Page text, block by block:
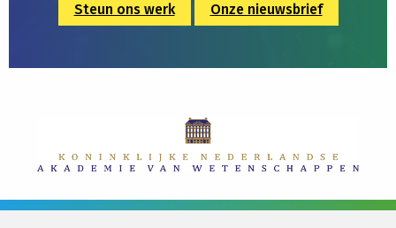
Steun ons werk Onze nieuwsbrief